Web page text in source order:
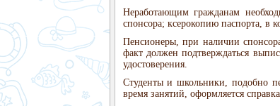
Неработающим гражданам
спонсора; ксерокопию паспорта, в
Пенсионеры, при наличии
факт должен подтверждаться
удостоверения.
Студенты и школьники, подобно
время занятий, оформляется